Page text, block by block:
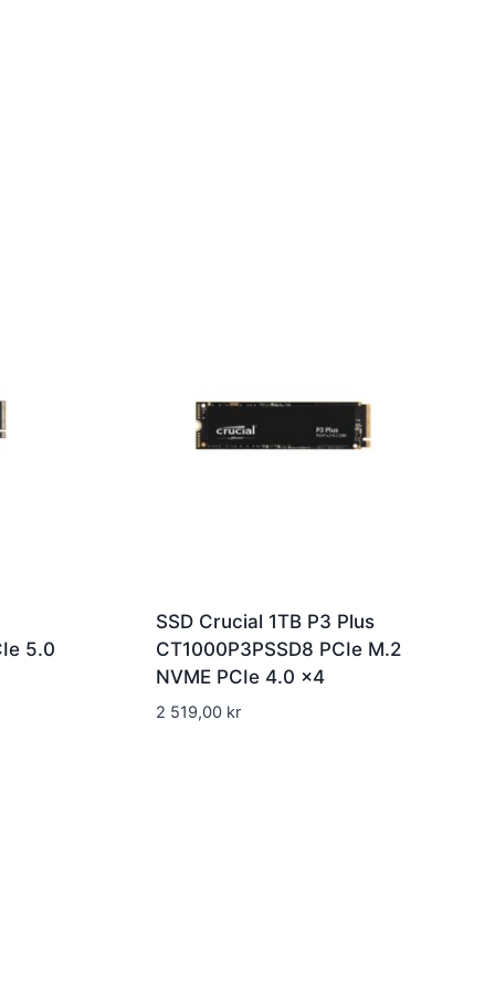
5.0
SSD Crucial 1TB P3 Plus
CT1000P3PSSD8 PCIe M.2
NVME PCIe 4.0 x4
2 519,00 kr